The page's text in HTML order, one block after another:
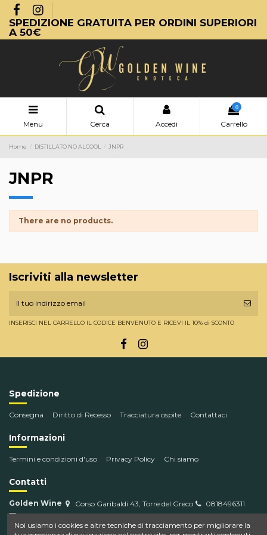
SPEDIZIONE GRATUITA PER ORDINI SUPERIORI
A 50€
Menu Cerca Accedi
0
Carrello
Home DISTILLATO NO ALCOOL JNPR
JNPR
There are no products.
Iscriviti alla newsletter
INSERISCI NEL CARRELLO IL CODICE BENVENUTO E RICEVI IL 10% di SCONTO
Spedizione
Consegna Diritto di Recesso Tracciatura ospite Contattaci
Informazioni
Termini e condizioni d'uso Privacy Policy Chi siamo
Contatti
Golden Wine Corso Garibaldi 43, Torre del Greco
0818496311
info@goldenwine.com
Noi usiamo i cookies e altre tecniche di tracciamento per migliorare la